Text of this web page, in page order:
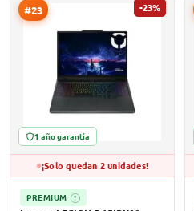
#23 -23%
1 año garantía
¡Solo quedan 2 unidades!
PREMIUM ?